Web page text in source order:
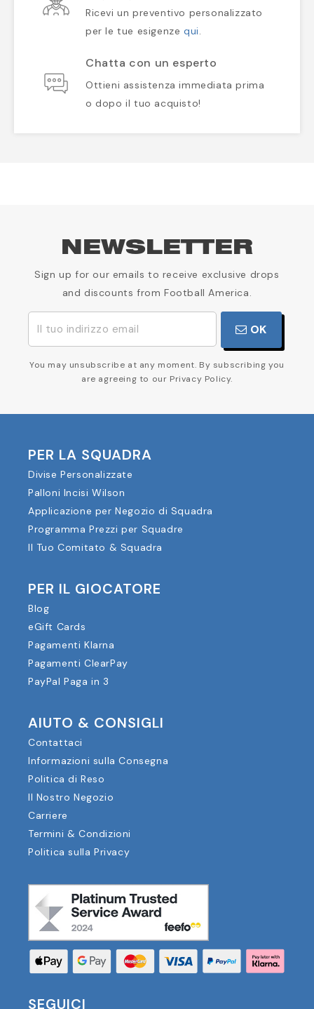
Ricevi un preventivo personalizzato
per le tue esigenze qui.
Chatta con un esperto
Ottieni assistenza immediata prima
o dopo il tuo acquisto!
NEWSLETTER
Sign up for our emails to receive exclusive drops
and discounts from Football America.
OK
You may unsubscribe at any moment. By subscribing you
are agreeing to our Privacy Policy.
PER LA SQUADRA
Divise Personalizzate
Palloni Incisi Wilson
Applicazione per Negozio di Squadra
Programma Prezzi per Squadre
Il Tuo Comitato & Squadra
PER IL GIOCATORE
Blog
eGift Cards
Pagamenti Klarna
Pagamenti ClearPay
PayPal Paga in 3
AIUTO & CONSIGLI
Contattaci
Informazioni sulla Consegna
Politica di Reso
Il Nostro Negozio
Carriere
Termini & Condizioni
Politica sulla Privacy
SEGUICI